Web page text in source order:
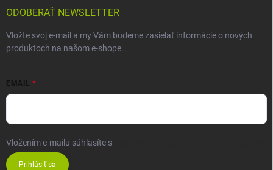
ODOBERAŤ NEWSLETTER
Vložte svoj e-mail a my Vám budeme zasielať informácie o nových
produktoch na našom e-shope.
EMAIL
Vložením e-mailu súhlasíte s
Prihlásiť sa